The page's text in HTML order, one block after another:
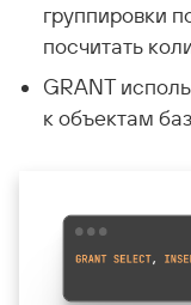
группировки
посчитать
GRANT
к объектам